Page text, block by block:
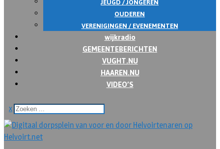
OUDEREN
VERENIGINGEN / EVENEMENTEN
wijkradio
GEMEENTEBERICHTEN
VUGHT.NU
HAAREN.NU
VIDEO’S
x